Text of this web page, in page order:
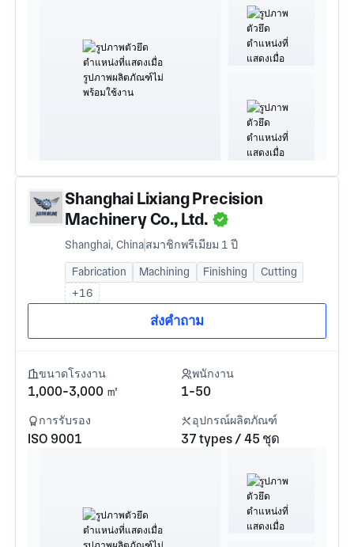
Shanghai Lixiang Precision
Machinery Co., Ltd.
Shanghai, Chinaสมาชิกพรีเมียม 1 ปี
Fabrication Machining Finishing
Cutting
+16
ส่งคำถาม
ขนาดโรงงาน
1,000-3,000 ㎡
พนักงาน
1-50
การรับรอง
ISO 9001
อุปกรณ์ผลิตภัณฑ์
37 types / 45 ชุด